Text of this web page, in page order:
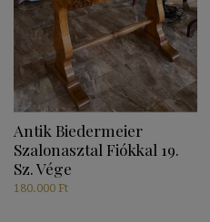
Antik Biedermeier
Szalonasztal Fiókkal 19.
Sz. Vége
180.000 Ft